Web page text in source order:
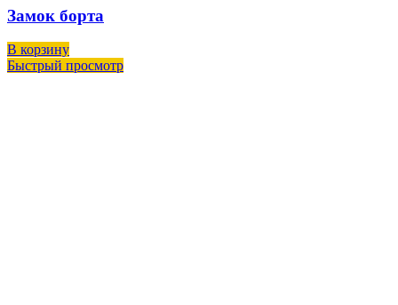
Замок борта
В корзину
Быстрый просмотр